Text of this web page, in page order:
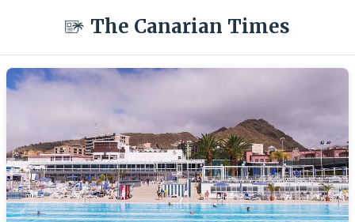
The Canarian Times